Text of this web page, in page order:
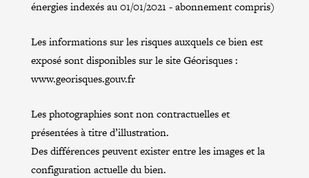
énergies indexés au 01/01/2021 - abonnement compris)
Les informations sur les risques auxquels ce bien est
exposé sont disponibles sur le site Géorisques :
www.georisques.gouv.fr
Les photographies sont non contractuelles et
présentées à titre d’illustration.
Des différences peuvent exister entre les images et la
configuration actuelle du bien.